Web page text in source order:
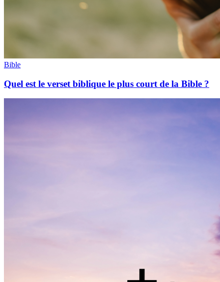
Bible
Quel est le verset biblique le plus court de la Bible ?